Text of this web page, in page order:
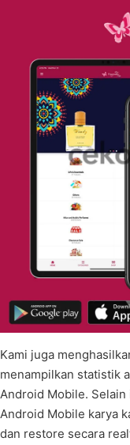
Kami juga
menampilkan statistik
Android Mobile.
Android Mobile karya
dan restore secara